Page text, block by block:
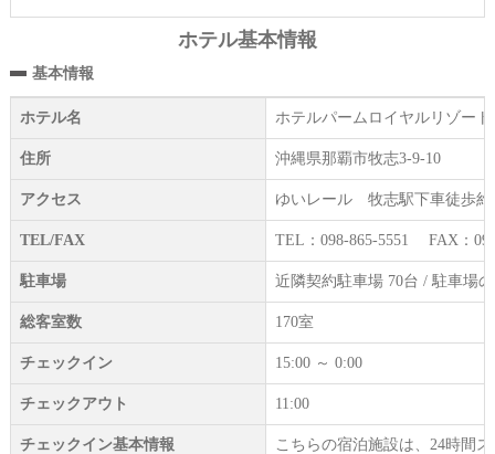
ホテル基本情報
基本情報
ホテル名 ホテルパームロイヤルリゾー
住所 沖縄県那覇市牧志3-9-10
アクセス ゆいレール 牧志駅下車徒歩約
TEL/FAX TEL：098-865-5551 FAX：
駐車場 近隣契約駐車場 70台 / 駐車場
総客室数 170室
チェックイン 15:00 ～ 0:00
チェックアウト 11:00
チェックイン基本情報 こちらの宿泊施設は、24時間